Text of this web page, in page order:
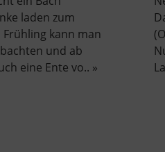
laden zum
kann man
und ab
eine Ente vo.. »